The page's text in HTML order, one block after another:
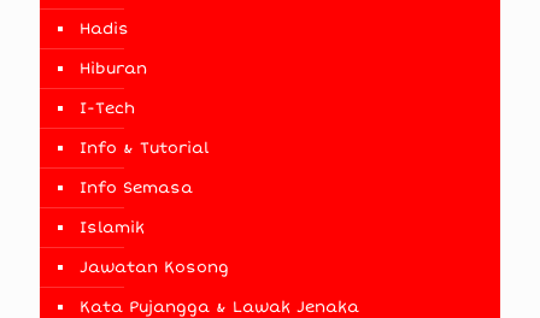
Hadis
Hiburan
I-Tech
Info & Tutorial
Info Semasa
Islamik
Jawatan Kosong
Kata Pujangga & Lawak Jenaka